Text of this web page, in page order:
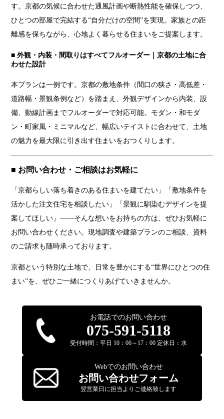
す。京都の気候に合わせた通風計画や断熱性能を確保しつつ、
ひとつの部屋で完結する“自分だけの空間”を実現。家族との距
離感を保ちながら、心地よく暮らせる住まいをご提案します。
■ 外観・内装・間取りはすべてフルオーダー｜京都の土地に合
わせた設計
本プランは一例です。京都の敷地条件（間口の狭さ・高低差・
道路幅・景観条例など）を踏まえ、外観デザインから内装、設
備、動線計画までフルオーダーで対応可能。モダン・和モダ
ン・町家風・ミニマルなど、幅広いテイストに合わせて、土地
の魅力を最大限に引き出す住まいをおつくりします。
■ お問い合わせ・ご相談はお気軽に
「京都らしい落ち着きのある住まいを建てたい」「敷地条件を
活かした注文住宅を相談したい」「景観に馴染むデザインを提
案してほしい」——そんな想いをお持ちの方は、ぜひお気軽に
お問い合わせください。現地調査や建築プランのご相談、資料
のご請求も随時承っております。
京都という特別な土地で、日常を豊かにする“世界にひとつの住
まい”を、ぜひご一緒につくりあげていきませんか。
お電話でのお問い合わせ
075-591-5118
受付時間：平日 10：00～17：00 定休日：水
Webでのお問い合わせ
お問い合わせフォーム
翌営業日に担当よりご連絡致します